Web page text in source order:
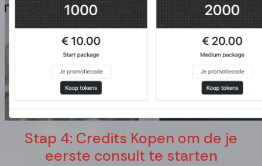
Stap 4: Credits Kopen om de je
eerste consult te starten